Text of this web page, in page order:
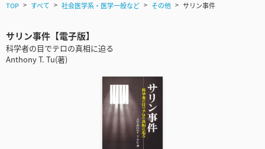
TOP すべて 社会医学系・医学一般など その他 サリン事件
サリン事件【電子版】
科学者の目でテロの真相に迫る
Anthony T. Tu(著)